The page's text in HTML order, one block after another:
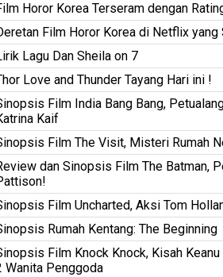
Horor Korea Terseram dengan
Film Horor Korea di Netflix yang
Lagu Dan Sheila on 7
Love and Thunder Tayang Hari ini !
Film India Bang Bang,
Kaif
Film The Visit, Misteri Rumah
dan Sinopsis Film The Batman,
Film Uncharted, Aksi Tom
Rumah Kentang: The Beginning
Film Knock Knock, Kisah
Wanita Penggoda